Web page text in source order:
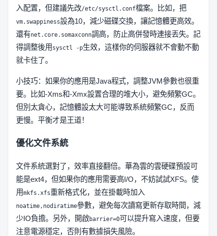
入配置，但建議先改/etc/sysctl.conf檔案。比如，把
vm.swappiness設為10，減少磁碟交換，讓記憶體更高效。
還有net.core.somaxconn調高，防止高併發時連接丟失。記
得調整後用 sysctl -p生效，這樣你的伺服器就不會動不動
就卡住了。
小技巧：如果你的應用是Java程式，調整JVM參數也很重
要。比如-Xms和-Xmx設置合理的堆大小，避免頻繁GC。
但別太貪心，記憶體設太大可能導致系統頻繁GC，反而
更慢。平衡才是王道！
優化文件系統
文件系統選對了，效率直接翻倍。華為雲的雲硬碟預設可
能是ext4，但如果你的應用需要高I/O，不妨試試XFS。使
用mkfs.xfs重新格式化，並在掛載時加入
noatime,nodiratime參數，避免每次讀寫更新存取時間，減
少IO負擔。另外，開啟barrier=0可以提升寫入速度，但要
注意電源穩定，否則有數據損失風險。